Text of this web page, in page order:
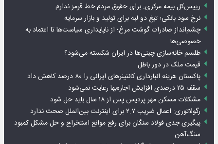
رییس‌کل بیمه مرکزی: برای حقوق مردم خط قرمز ندارم
نرخ سود بانکی؛ تیغ دو لبه برای تولید و بازار سرمایه
چشم‌انداز صادرات گوشت مرغ؛ از ناپایداری سیاست‌ها تا اعتماد به
خصوصی‌ها
طلسم خانه‌سازی چینی‌ها در ایران شکسته می‌شود؟
قیمت ملک در دور باطل
پاکستان هزینه انبارداری کانتینرهای ایرانی را ۸۰ درصد کاهش داد
سقف ۲۵ درصدی افزایش اجاره‌بها رعایت نمی‌شود
مشکلات مسکن مهر پردیس پس از ۱۸ سال باید حل شود
رگولاتوری: اعمال ضریب ۲.۷ برای اینترنت بین‌الملل صحت ندارد
پیگیری جدی فولاد سنگان برای رفع موانع استخراج و حل مشکل کمبود
سنگ‌آهن